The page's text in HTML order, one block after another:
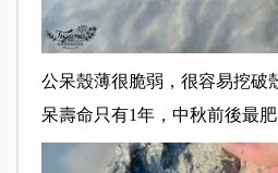
公呆殼薄很脆弱，很容易挖破
呆壽命只有1年，中秋前後最